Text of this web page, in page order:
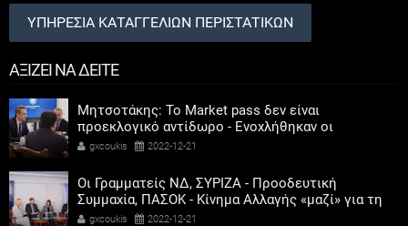
ΥΠΗΡΕΣΙΑ ΚΑΤΑΓΓΕΛΙΩΝ ΠΕΡΙΣΤΑΤΙΚΩΝ
ΑΞΙΖΕΙ ΝΑ ΔΕΙΤΕ
Μητσοτάκης: Το Market pass δεν είναι
προεκλογικό αντίδωρο - Ενοχλήθηκαν οι
αριστεροί του χαβιαριού
gxcoukis 2022-12-21
Οι Γραμματείς ΝΔ, ΣΥΡΙΖΑ - Προοδευτική
Συμμαχία, ΠΑΣΟΚ - Κίνημα Αλλαγής «μαζί» για τη
συμμετοχή των γυναικών στην πολιτική
gxcoukis 2022-12-21